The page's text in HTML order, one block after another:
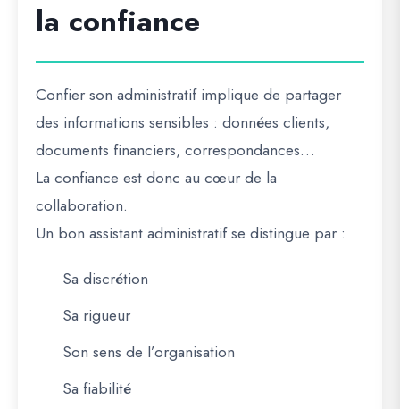
la confiance
Confier son administratif implique de partager
des informations sensibles : données clients,
documents financiers, correspondances…
La confiance est donc au cœur de la
collaboration.
Un bon assistant administratif se distingue par :
Sa discrétion
Sa rigueur
Son sens de l’organisation
Sa fiabilité